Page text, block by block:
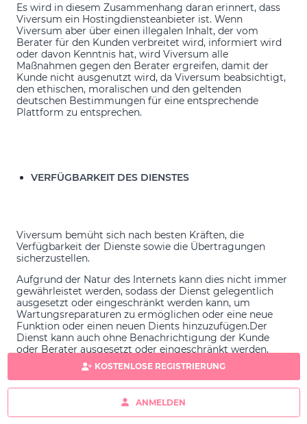
KOSTENLOSE REGISTRIERUNG
ANMELDEN
Es wird in diesem Zusammenhang daran erinnert, dass
Viversum ein Hostingdiensteanbieter ist. Wenn
Viversum aber über einen illegalen Inhalt, der vom
Berater für den Kunden verbreitet wird, informiert wird
oder davon Kenntnis hat, wird Viversum alle
Maßnahmen gegen den Berater ergreifen, damit der
Kunde nicht ausgenutzt wird, da Viversum beabsichtigt,
den ethischen, moralischen und den geltenden
deutschen Bestimmungen für eine entsprechende
Plattform zu entsprechen.
VERFÜGBARKEIT DES DIENSTES
Viversum bemüht sich nach besten Kräften, die
Verfügbarkeit der Dienste sowie die Übertragungen
sicherzustellen.
Aufgrund der Natur des Internets kann dies nicht immer
gewährleistet werden, sodass der Dienst gelegentlich
ausgesetzt oder eingeschränkt werden kann, um
Wartungsreparaturen zu ermöglichen oder eine neue
Funktion oder einen neuen Dients hinzuzufügen.Der
Dienst kann auch ohne Benachrichtigung der Kunde
oder Berater ausgesetzt oder eingeschränkt werden,
wenn es unvorhergesehene und unmittelbare Risiken für
die Cybersicherheit gibt.